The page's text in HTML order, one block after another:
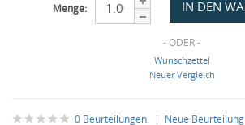
Menge:
- ODER -
Wunschzettel
Neuer Vergleich
0 Beurteilungen. | Neue Beurteilung